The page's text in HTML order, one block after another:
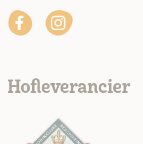
Hofleverancier